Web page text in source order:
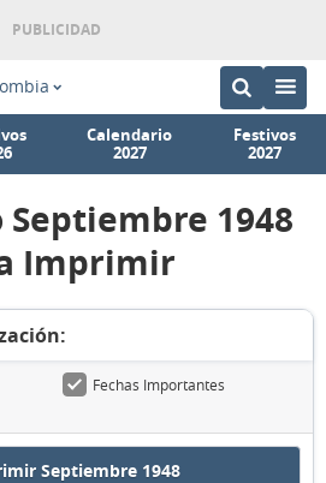
Calendario
2027
Festivos
2027
1948
Imprimir
Fechas Importantes
Septiembre 1948